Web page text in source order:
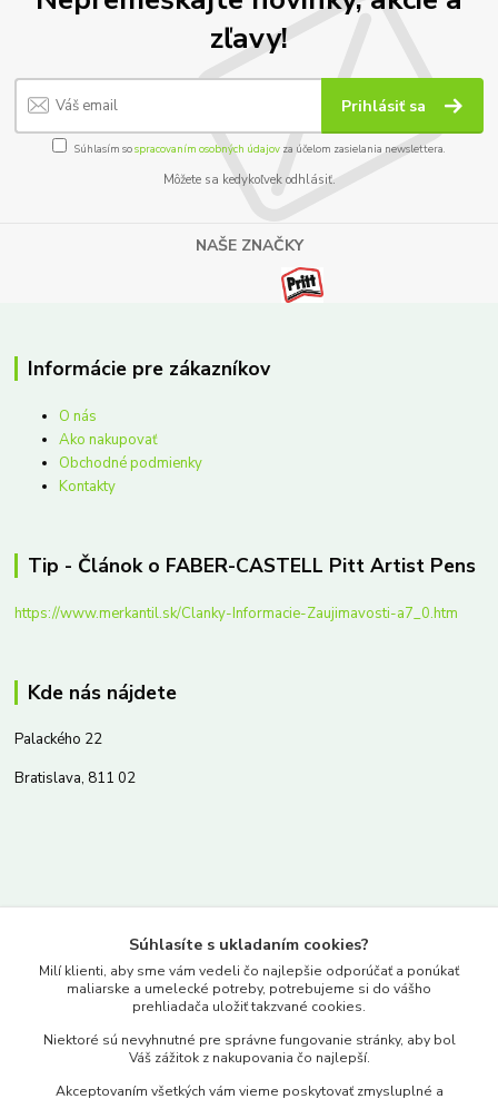
zľavy!
Prihlásiť sa
Súhlasím sospracovaním osobných údajov za účelom zasielania newslettera.
Môžete sa kedykoľvek odhlásiť.
NAŠE ZNAČKY
Informácie pre zákazníkov
O nás
Ako nakupovať
Obchodné podmienky
Kontakty
Tip - Článok o FABER-CASTELL Pitt Artist Pens
https://www.merkantil.sk/Clanky-Informacie-Zaujimavosti-a7_0.htm
Kde nás nájdete
Palackého 22
Bratislava, 811 02
www.merkantil.sk
Pondelok-Piatok: 9.00-17.00hod.
objednavky@merkantil-obchod.sk
Súhlasíte s ukladaním cookies?
Milí klienti, aby sme vám vedeli čo najlepšie odporúčať a ponúkať
maliarske a umelecké potreby, potrebujeme si do vášho
prehliadača uložiť takzvané cookies.
Niektoré sú nevyhnutné pre správne fungovanie stránky, aby bol
Váš zážitok z nakupovania čo najlepší.
Akceptovaním všetkých vám vieme poskytovať zmysluplné a